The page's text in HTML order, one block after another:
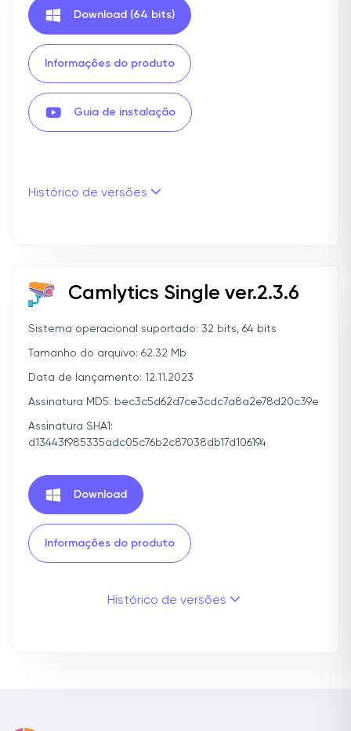
Download (64 bits)
Informações do produto
Guia de instalação
Histórico de versões
Camlytics Single ver.2.3.6
Sistema operacional suportado: 32 bits, 64 bits
Tamanho do arquivo: 62.32 Mb
Data de lançamento: 12.11.2023
Assinatura MD5: bec3c5d62d7ce3cdc7a8a2e78d20c39e
Assinatura SHA1:
d13443f985335adc05c76b2c87038db17d106194
Download
Informações do produto
Histórico de versões